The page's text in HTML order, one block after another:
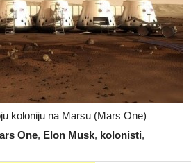
koloniju na Marsu (Mars One)
One, Elon Musk, kolonisti,